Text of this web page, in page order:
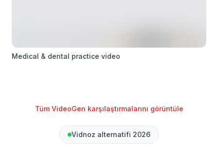
Medical & dental practice video
Tüm VideoGen karşılaştırmalarını görüntüle
Vidnoz alternatifi 2026